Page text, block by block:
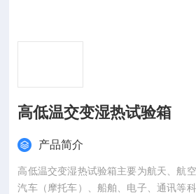
高低温交变湿热试验箱
产品简介
高低温交变湿热试验箱主要为航天、航
汽车（摩托车）、船舶、电子、通讯等